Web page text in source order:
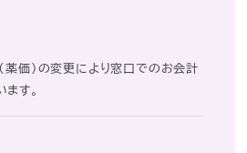
薬価）の変更により窓口でのお会計
す。